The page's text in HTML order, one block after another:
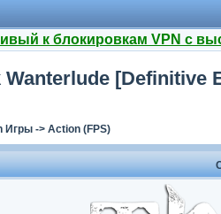
к блокировкам VPN с
Wanterlude [Definitive
Игры-> Action (FPS)